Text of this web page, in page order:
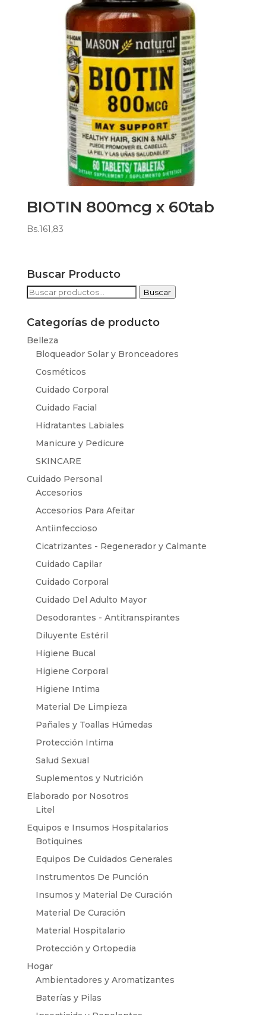
BIOTIN 800mcg x 60tab
Bs.161,83
Buscar Producto
Buscar
Buscar
Categorías de producto
Belleza
Bloqueador Solar y Bronceadores
Cosméticos
Cuidado Corporal
Cuidado Facial
Hidratantes Labiales
Manicure y Pedicure
SKINCARE
Cuidado Personal
Accesorios
Accesorios Para Afeitar
Antiinfeccioso
Cicatrizantes - Regenerador y Calmante
Cuidado Capilar
Cuidado Corporal
Cuidado Del Adulto Mayor
Desodorantes - Antitranspirantes
Diluyente Estéril
Higiene Bucal
Higiene Corporal
Higiene Intima
Material De Limpieza
Pañales y Toallas Húmedas
Protección Intima
Salud Sexual
Suplementos y Nutrición
Elaborado por Nosotros
Litel
Equipos e Insumos Hospitalarios
Botiquines
Equipos De Cuidados Generales
Instrumentos De Punción
Insumos y Material De Curación
Material De Curación
Material Hospitalario
Protección y Ortopedia
Hogar
Ambientadores y Aromatizantes
Baterías y Pilas